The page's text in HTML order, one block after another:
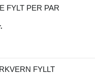
FYLT PER PAR
FYLLT